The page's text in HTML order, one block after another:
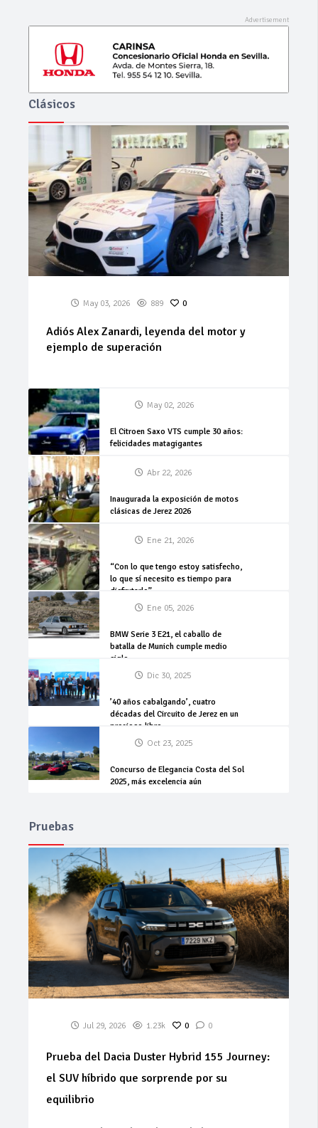
Clásicos
May 03, 2026 889 0
Adiós Alex Zanardi, leyenda del motor y
ejemplo de superación
May 02, 2026
El Citroen Saxo VTS cumple 30 años:
felicidades matagigantes
Abr 22, 2026
Inaugurada la exposición de motos
clásicas de Jerez 2026
Ene 21, 2026
“Con lo que tengo estoy satisfecho,
lo que sí necesito es tiempo para
disfrutarlo”
Ene 05, 2026
BMW Serie 3 E21, el caballo de
batalla de Munich cumple medio
siglo
Dic 30, 2025
’40 años cabalgando’, cuatro
décadas del Circuito de Jerez en un
precioso libro
Oct 23, 2025
Concurso de Elegancia Costa del Sol
2025, más excelencia aún
Pruebas
Jul 29, 2026 1.23k 0 0
Prueba del Dacia Duster Hybrid 155 Journey:
el SUV híbrido que sorprende por su
equilibrio